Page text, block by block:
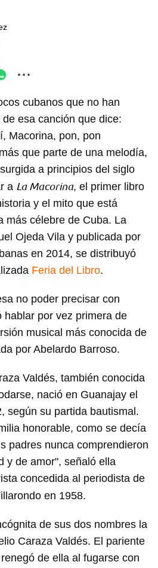
cubanos que no han
esa canción que dice:
Macorina, pon, pon
que parte de una melodía,
a principios del siglo
a La Macorina, el primer libro
y el mito que está
más célebre de Cuba. La
Ojeda Vila y publicada por
en 2014, se distribuyó
Feria del Libro.
no poder precisar con
hablar por vez primera de
musical más conocida de
por Abelardo Barroso.
Valdés, también conocida
nació en Guanajay el
según su partida bautismal.
honorable, como se decía
padres nunca comprendieron
y de amor", señaló ella
concedida al periodista de
en 1958.
de sus dos nombres la
Caraza Valdés. El pariente
de ella al fugarse con